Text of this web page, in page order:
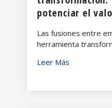
potenciar el
Las fusiones entre
herramienta
Leer Más